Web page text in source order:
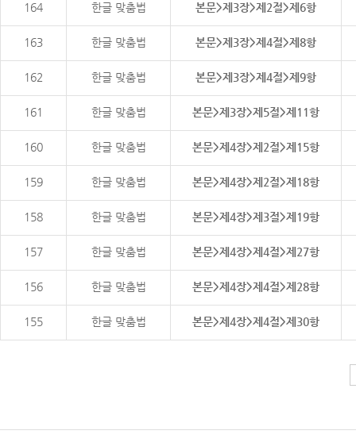
164 한글 맞춤법 본문>제3장>제2절>제6항
163 한글 맞춤법 본문>제3장>제4절>제8항
162 한글 맞춤법 본문>제3장>제4절>제9항
161 한글 맞춤법 본문>제3장>제5절>제11항
160 한글 맞춤법 본문>제4장>제2절>제15항
159 한글 맞춤법 본문>제4장>제2절>제18항
158 한글 맞춤법 본문>제4장>제3절>제19항
157 한글 맞춤법 본문>제4장>제4절>제27항
156 한글 맞춤법 본문>제4장>제4절>제28항
155 한글 맞춤법 본문>제4장>제4절>제30항